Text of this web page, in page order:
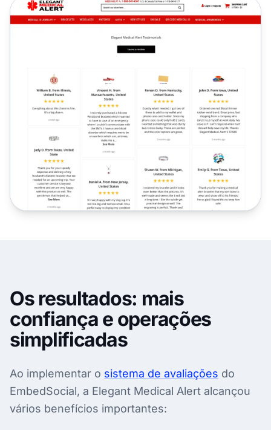
Os resultados: mais
confiança e operações
simplificadas
Ao implementar o sistema de avaliações do
EmbedSocial, a Elegant Medical Alert alcançou
vários benefícios importantes: